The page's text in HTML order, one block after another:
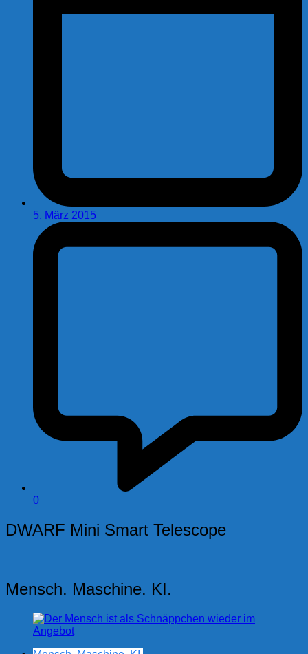
5. März 2015
0
DWARF Mini Smart Telescope
Mensch. Maschine. KI.